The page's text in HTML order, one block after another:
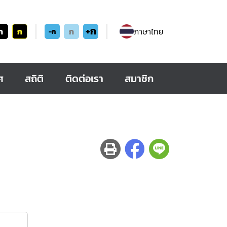
ก -ก ก +ก ภาษาไทย
สถิติ ติดต่อเรา สมาชิก